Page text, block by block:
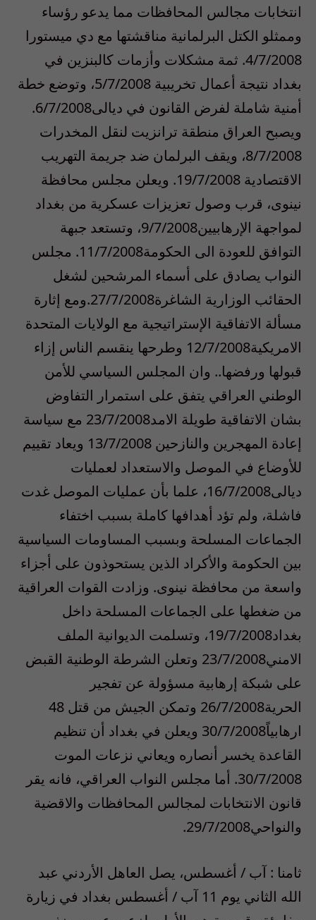
انتخابات مجالس المحافظات مما يدعو رؤساء
وممثلو الكتل البرلمانية مناقشتها مع دي ميستورا
4/7/2008. ثمة مشكلات وأزمات كالبنزين في
بغداد نتيجة أعمال تخريبية 5/7/2008، وتوضع خطة
أمنية شاملة لفرض القانون في ديالى6/7/2008.
ويصبح العراق منطقة ترانزيت لنقل المخدرات
8/7/2008، ويقف البرلمان ضد جريمة التهريب
الاقتصادية 19/7/2008. ويعلن مجلس محافظة
نينوى، قرب وصول تعزيزات عسكرية من بغداد
لمواجهة الإرهابيين9/7/2008، وتستعد جبهة
التوافق للعودة الى الحكومة11/7/2008. مجلس
النواب يصادق على أسماء المرشحين لشغل
الحقائب الوزارية الشاغرة27/7/2008.ومع إثارة
مسألة الاتفاقية الإستراتيجية مع الولايات المتحدة
الامريكية12/7/2008 وطرحها ينقسم الناس إزاء
قبولها ورفضها.. وان المجلس السياسي للأمن
الوطني العراقي يتفق على استمرار التفاوض
بشان الاتفاقية طويلة الامد23/7/2008 مع سياسة
إعادة المهجرين والنازحين 13/7/2008 ويعاد تقييم
للأوضاع في الموصل والاستعداد لعمليات
ديالى16/7/2008، علما بأن عمليات الموصل غدت
فاشلة، ولم تؤد أهدافها كاملة بسبب اختفاء
الجماعات المسلحة وبسبب المساومات السياسية
بين الحكومة والأكراد الذين يستحوذون على أجزاء
واسعة من محافظة نينوى. وزادت القوات العراقية
من ضغطها على الجماعات المسلحة داخل
بغداد19/7/2008، وتسلمت الديوانية الملف
الامني23/7/2008 وتعلن الشرطة الوطنية القبض
على شبكة إرهابية مسؤولة عن تفجير
الحرية26/7/2008 وتمكن الجيش من قتل 48
ارهابياً30/7/2008 ويعلن في بغداد أن تنظيم
القاعدة يخسر أنصاره ويعاني نزعات الموت
30/7/2008. أما مجلس النواب العراقي، فانه يقر
قانون الانتخابات لمجالس المحافظات والاقضية
والنواحي29/7/2008.
ثامنا : آب / أغسطس، يصل العاهل الأردني عبد
الله الثاني يوم 11 آب / أغسطس بغداد في زيارة